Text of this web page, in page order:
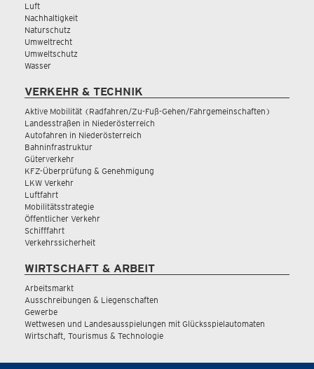
Luft
Nachhaltigkeit
Naturschutz
Umweltrecht
Umweltschutz
Wasser
VERKEHR & TECHNIK
Aktive Mobilität (Radfahren/Zu-Fuß-Gehen/Fahrgemeinschaften)
Landesstraßen in Niederösterreich
Autofahren in Niederösterreich
Bahninfrastruktur
Güterverkehr
KFZ-Überprüfung & Genehmigung
LKW Verkehr
Luftfahrt
Mobilitätsstrategie
Öffentlicher Verkehr
Schifffahrt
Verkehrssicherheit
WIRTSCHAFT & ARBEIT
Arbeitsmarkt
Ausschreibungen & Liegenschaften
Gewerbe
Wettwesen und Landesausspielungen mit Glücksspielautomaten
Wirtschaft, Tourismus & Technologie